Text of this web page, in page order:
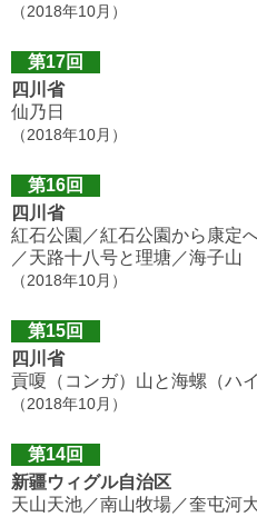
（2018年10月）
第17回
四川省
仙乃日
（2018年10月）
第16回
四川省
紅石公園／紅石公園から康定
／天路十八号と理塘／海子山
（2018年10月）
第15回
四川省
貢嗄（コンガ）山と海螺（ハ
（2018年10月）
第14回
新疆ウィグル自治区
天山天池／南山牧場／奎屯河